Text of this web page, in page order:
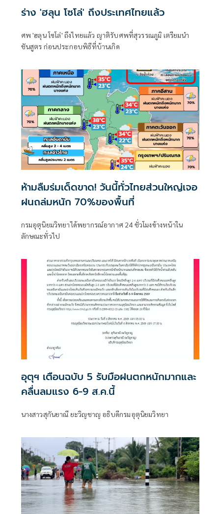
ร่าง 'ฮลุน โซโล่' ถึงประเทศไทยแล้ว
ศพ 'ฮลุน โซโล่' ถึงไทยแล้ว ญาติรับศพที่สุวรรณภูมิ เตรียมนำ
ชันสูตร ก่อนประกอบพิธีที่บ้านเกิด
ห้ามลืมร่มเด็ดขาด! วันนี้ทั่วไทยส่วนใหญ่เจอ
ฝนถล่มหนัก 70%ของพื้นที่
กรมอุตุนิยมวิทยาได้พยากรณ์อากาศ 24 ชั่วโมงข้างหน้าใน
ลักษณะทั่วไป
อุตุฯ เตือนฉบับ 5 รับมือฝนตกหนักมากและ
คลื่นลมแรง 6-9 ส.ค.นี้
นางสาวสุกันยาณี ยะวิญชาญ อธิบดีกรมอุตุนิยมวิทยา